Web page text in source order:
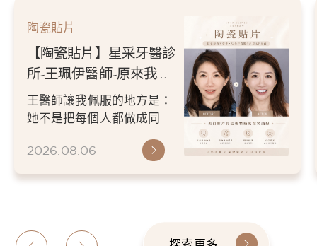
陶瓷貼片
【陶瓷貼片】星采牙醫診
所-王珮伊醫師-原來我的
不愛笑，只是不喜歡自己
原本的牙齒
王醫師讓我佩服的地方是：
她不是把每個人都做成同一
更適合自己的樣子。 現...
2026.08.06